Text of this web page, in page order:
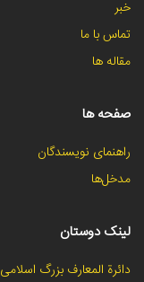
خبر
تماس با ما
مقاله ها
صفحه ها
راهنمای نویسندگان
مدخل‌ها
لینک دوستان
دائرة المعارف بزرگ اسلامی